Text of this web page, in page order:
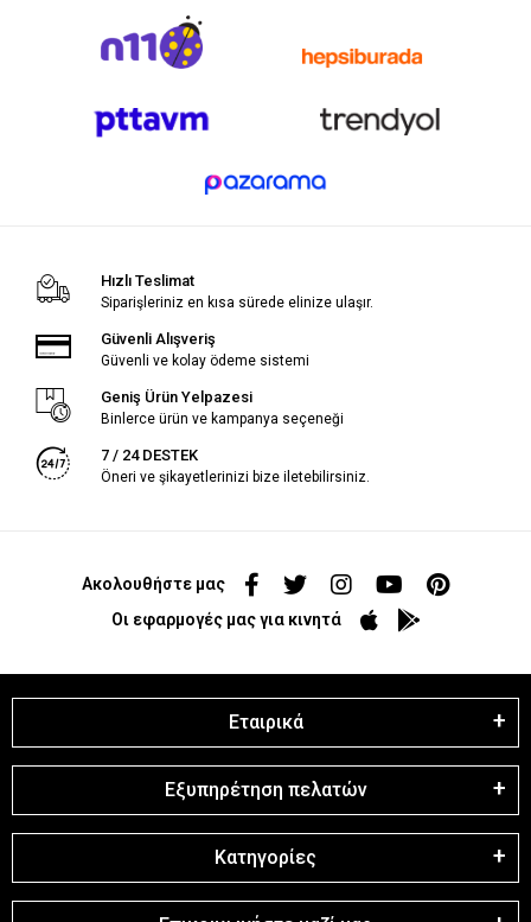
Hızlı Teslimat
Siparişleriniz en kısa sürede elinize ulaşır.
Güvenli Alışveriş
Güvenli ve kolay ödeme sistemi
Geniş Ürün Yelpazesi
Binlerce ürün ve kampanya seçeneği
7 / 24 DESTEK
Öneri ve şikayetlerinizi bize iletebilirsiniz.
Ακολουθήστε μας
Οι εφαρμογές μας για κινητά
Εταιρικά
Εξυπηρέτηση πελατών
Κατηγορίες